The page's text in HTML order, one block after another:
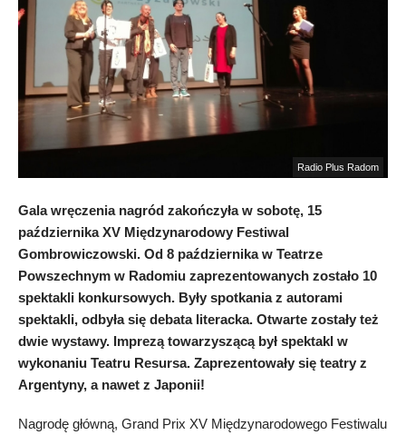
Radio Plus Radom
Gala wręczenia nagród zakończyła w sobotę, 15
października XV Międzynarodowy Festiwal
Gombrowiczowski. Od 8 października w Teatrze
Powszechnym w Radomiu zaprezentowanych zostało 10
spektakli konkursowych. Były spotkania z autorami
spektakli, odbyła się debata literacka. Otwarte zostały też
dwie wystawy. Imprezą towarzyszącą był spektakl w
wykonaniu Teatru Resursa. Zaprezentowały się teatry z
Argentyny, a nawet z Japonii!
Nagrodę główną, Grand Prix XV Międzynarodowego Festiwalu